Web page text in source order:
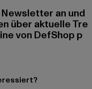
an und
über aktuelle Tre
von DefShop p